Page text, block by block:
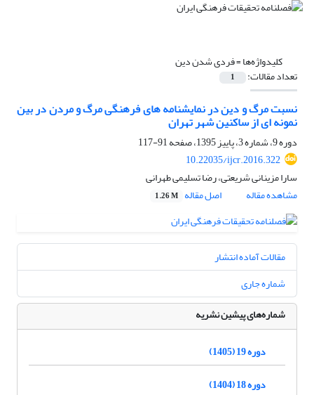
کلیدواژه‌ها =فردی شدن دین
تعداد مقالات: 1
نسبت مرگ و دین در نمایشنامه های فرهنگی مرگ و مردن در بین
نمونه ای از ساکنین شهر تهران
دوره 9، شماره 3، پاییز 1395، صفحه
91-117
10.22035/ijcr.2016.322
سارا مزینانی شریعتی، رضا تسلیمی طهرانی
مشاهده مقاله
اصل مقاله 1.26 M
مقالات آماده انتشار
شماره جاری
شماره‌های پیشین نشریه
دوره 19 (1405)
دوره 18 (1404)